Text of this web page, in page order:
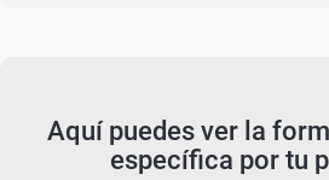
Aquí puedes ver la
específica por tu